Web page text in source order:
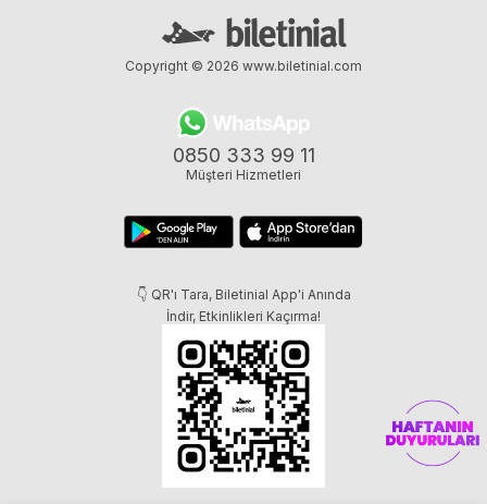
0850 333 99 11
Müşteri Hizmetleri
👇 QR'ı Tara, Biletinial App'i Anında
İndir, Etkinlikleri Kaçırma!
Copyright © 2026 www.biletinial.com